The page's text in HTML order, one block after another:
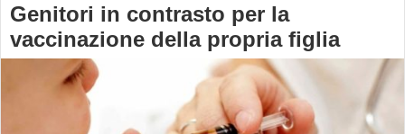
Genitori in contrasto per la
vaccinazione della propria figlia